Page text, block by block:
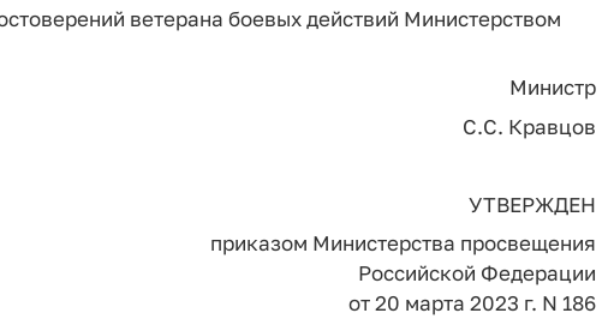
ветерана боевых действий Министерством
Министр
С.С. Кравцов
УТВЕРЖДЕН
приказом Министерства просвещения
Российской Федерации
от 20 марта 2023 г. N 186